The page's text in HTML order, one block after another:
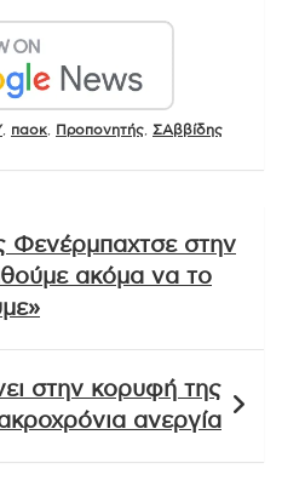
, παοκ Προπονητής ΣΑββίδης
Φενέρμπαχτσε στην
ακόμα να το
στην κορυφή της
ανεργία